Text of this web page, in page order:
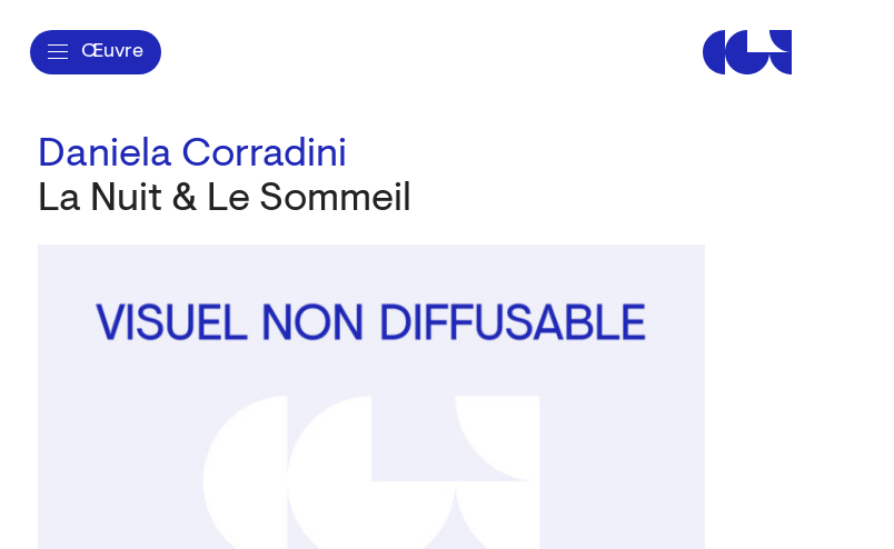
Œuvre Centre de la
Daniela Corradini
La Nuit & Le Sommeil